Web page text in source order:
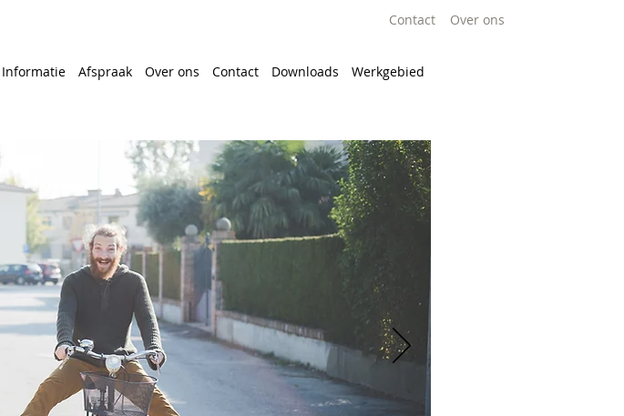
Contact
Informatie Afspraak Over ons Contact Downloads Werkgebied
Over ons